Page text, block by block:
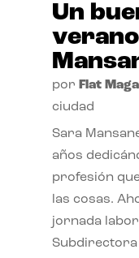
Un
por Flat
ciudad
Sara
años
profesión
las cosas.
jornada
Subdirectora